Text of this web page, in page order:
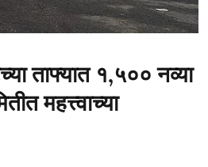
ताफ्यात १,५०० नव्या
महत्त्वाच्या